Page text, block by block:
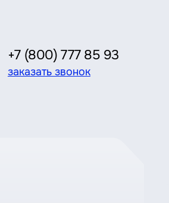
+7 (800) 777 85 93
заказать звонок